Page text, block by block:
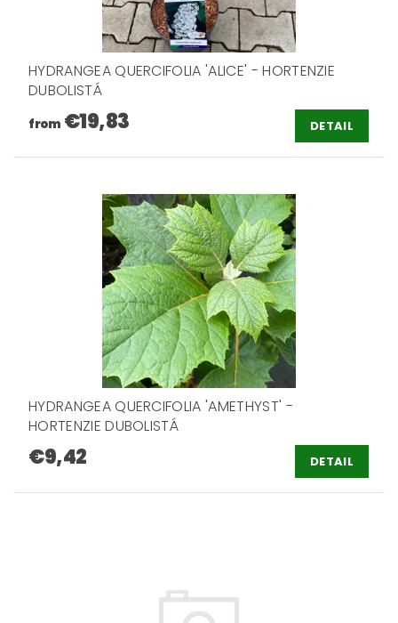
HYDRANGEA QUERCIFOLIA 'ALICE' - HORTENZIE
DUBOLISTÁ
from €19,83 DETAIL
HYDRANGEA QUERCIFOLIA 'AMETHYST' -
HORTENZIE DUBOLISTÁ
€9,42 DETAIL